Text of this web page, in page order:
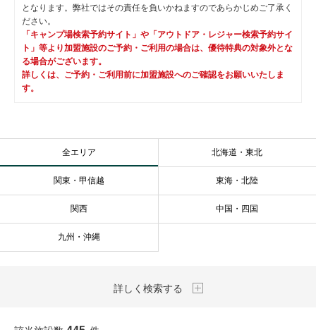
となります。弊社ではその責任を負いかねますのであらかじめご了承く
ださい。
「キャンプ場検索予約サイト」や「アウトドア・レジャー検索予約サイ
ト」等より加盟施設のご予約・ご利用の場合は、優待特典の対象外とな
る場合がございます。
詳しくは、ご予約・ご利用前に加盟施設へのご確認をお願いいたしま
す。
全エリア 北海道・東北
関東・甲信越 東海・北陸
関西 中国・四国
九州・沖縄
詳しく検索する